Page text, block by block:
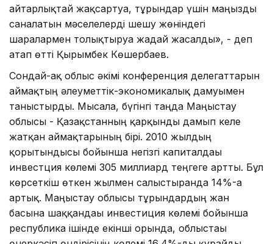
айтарлықтай жақсартуға, тұрғындар үшін маңызды
саналатын мәселелерді шешу жөніндегі
шаралармен толықтыруға жағдай жасалды», - деп
атап өтті Қырымбек Көшербаев.
Сондай-ақ облыс әкімі конференция делегаттарын
аймақтың әлеуметтік-экономикалық дамуымен
таныстырды. Мысалға, бүгінгі таңда Маңғыстау
облысы - Қазақстанның қарқынды дамып келе
жатқан аймақтарының бірі. 2010 жылдың
қорытындысы бойынша негізгі капиталдағы
инвестция көлемі 305 миллиард теңгеге артты. Бұл
көрсеткіш өткен жылмен салыстырғанда 14%-ға
артық. Маңғыстау облысы тұрғындардың жан
басына шаққандағы инвестиция көлемі бойынша
республика ішінде екінші орында, облыстағы